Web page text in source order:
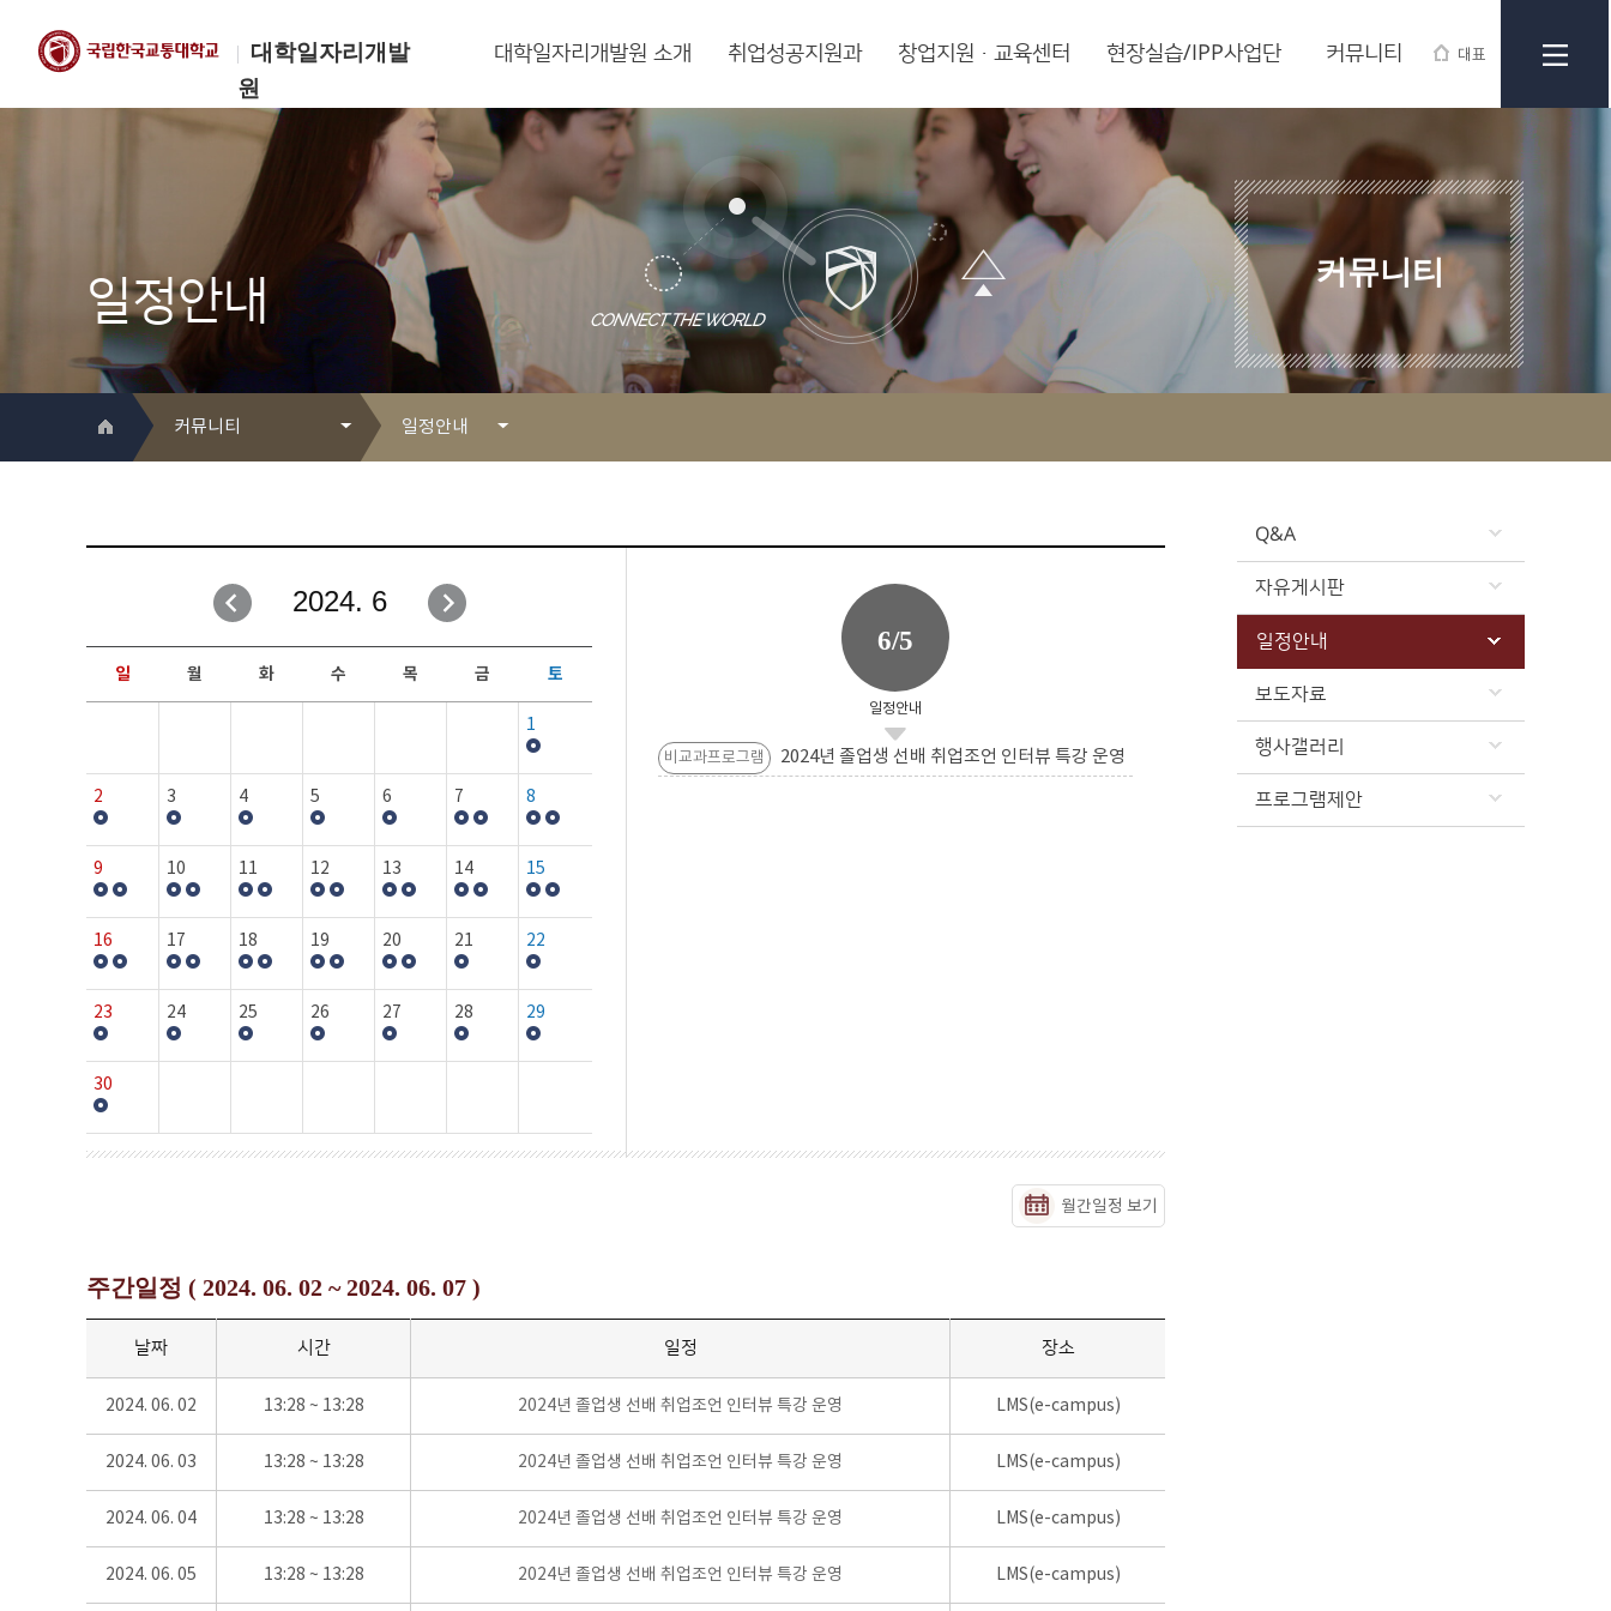
대학일자리개발
원
대표
한국교통대학교
대학일자리개발원
대학일자리개발원 소개 취업성공지원과 창업지원·교육센터 현장실습/IPP사업단 커뮤니티
일정안내
커뮤니티
커뮤니티
취업성공지원과
창업지원·교육센터
현장실습/IPP사업단
커뮤니티
일정안내
자유게시판
일정안내
보도자료
행사갤러리
Q&A
자유게시판
일정안내
보도자료
행사갤러리
프로그램제안
2024. 6
일 월 화 수 목 금 토
1
2 3 4 5 6 7 8
9 10 11 12 13 14 15
16 17 18 19 20 21 22
23 24 25 26 27 28 29
30
6/5
일정안내
비교과프로그램 2024년 졸업생 선배 취업조언 인터뷰 특강 운영
월간일정 보기
주간일정 ( 2024. 06. 02 ~ 2024. 06. 07 )
날짜 시간 일정 장소
2024. 06. 02 13:28 ~ 13:28 2024년 졸업생 선배 취업조언 인터뷰 특강 운영 LMS(e-campus)
2024. 06. 03 13:28 ~ 13:28 2024년 졸업생 선배 취업조언 인터뷰 특강 운영 LMS(e-campus)
2024. 06. 04 13:28 ~ 13:28 2024년 졸업생 선배 취업조언 인터뷰 특강 운영 LMS(e-campus)
2024. 06. 05 13:28 ~ 13:28 2024년 졸업생 선배 취업조언 인터뷰 특강 운영 LMS(e-campus)